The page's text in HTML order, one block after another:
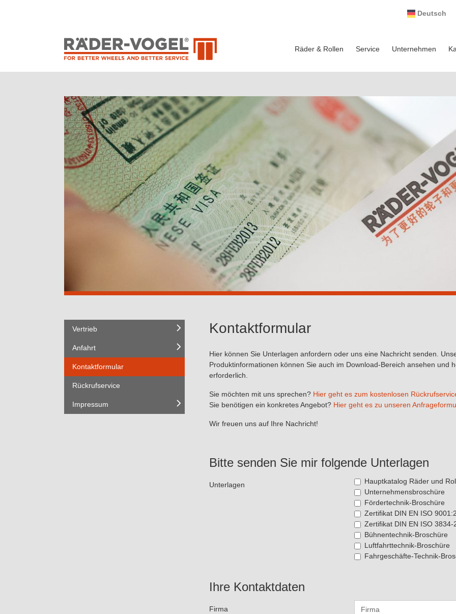
Deutsch
Räder & Rollen Service Unternehmen
Vertrieb
Anfahrt
Kontaktformular
Rückrufservice
Impressum
Kontaktformular
Hier können Sie Unterlagen anfordern oder uns eine Nachricht senden.
Produktinformationen können Sie auch im Download-Bereich ansehen und
erforderlich.
Sie möchten mit uns sprechen? Hier geht es zum kostenlosen
Sie benötigen ein konkretes Angebot? Hier geht es zu unseren
Wir freuen uns auf Ihre Nachricht!
Bitte senden Sie mir folgende Unterlagen
Unterlagen
Hauptkatalog Räder und
Unternehmensbroschüre
Fördertechnik-Broschüre
Zertifikat DIN EN ISO
Zertifikat DIN EN ISO 3834-
Bühnentechnik-Broschüre
Luftfahrttechnik-Broschüre
Fahrgeschäfte-Technik-
Ihre Kontaktdaten
Firma